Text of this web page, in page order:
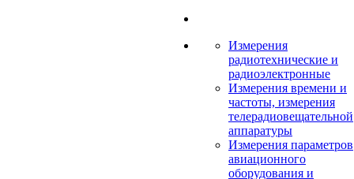
Измерения
радиотехнические и
радиоэлектронные
Измерения времени и
частоты, измерения
телерадиовещательной
аппаратуры
Измерения параметров
авиационного
оборудования и